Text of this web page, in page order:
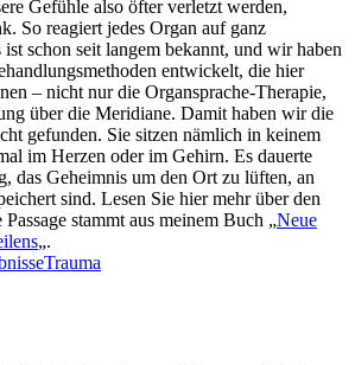
Gefühle also öfter verletzt werden,
So reagiert jedes Organ auf ganz
schon seit langem bekannt, und wir haben
entwickelt, die hier
– nicht nur die Organsprache-Therapie,
über die Meridiane. Damit haben wir die
gefunden. Sie sitzen nämlich in keinem
im Herzen oder im Gehirn. Es dauerte
das Geheimnis um den Ort zu lüften, an
sind. Lesen Sie hier mehr über den
Passage stammt aus meinem Buch „Neue
„.
Trauma